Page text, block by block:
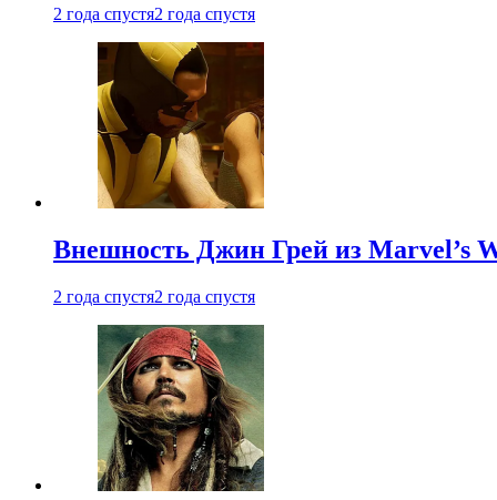
2 года спустя2 года спустя
Внешность Джин Грей из Marvel’s
2 года спустя2 года спустя